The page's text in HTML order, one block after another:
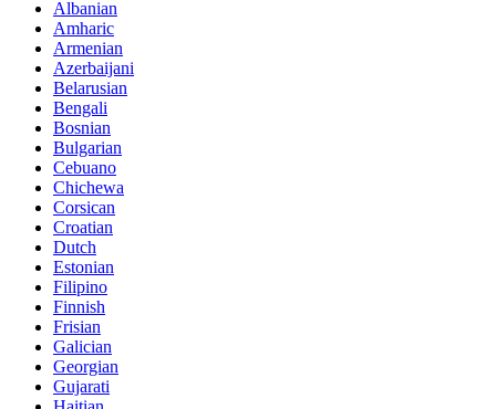
Albanian
Amharic
Armenian
Azerbaijani
Belarusian
Bengali
Bosnian
Bulgarian
Cebuano
Chichewa
Corsican
Croatian
Dutch
Estonian
Filipino
Finnish
Frisian
Galician
Georgian
Gujarati